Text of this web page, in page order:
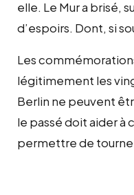
elle. Le Mur a brisé,
d’espoirs. Dont, si
Les
légitimement les
Berlin ne peuvent
le passé doit aider à
permettre de